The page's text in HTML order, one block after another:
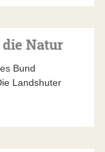
Natur
Bund
Landshuter